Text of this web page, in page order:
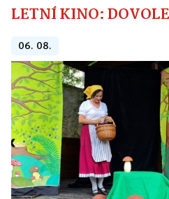
LETNÍ KINO:
06. 08.